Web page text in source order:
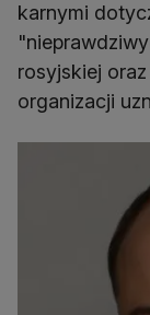
karnymi
rosyjskiej
organizacji